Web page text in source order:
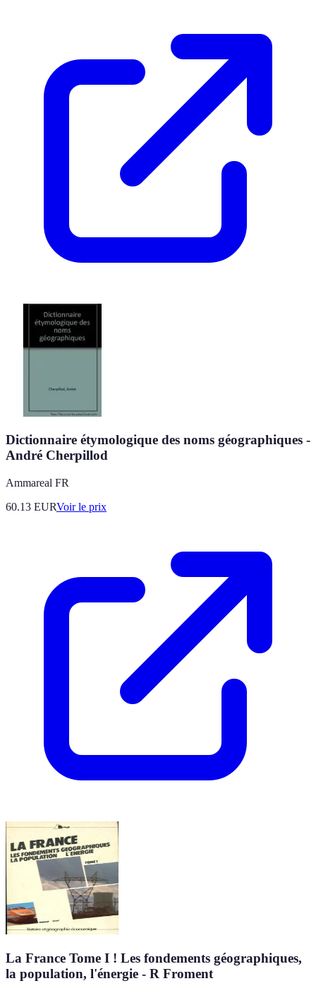
Dictionnaire étymologique des noms géographiques -
André Cherpillod
Ammareal FR
60.13 EURVoir le prix
La France Tome I ! Les fondements géographiques,
la population, l'énergie - R Froment